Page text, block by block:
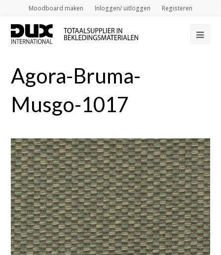
Moodboard maken Inloggen/ uitloggen Registeren
Agora-Bruma-
Musgo-1017